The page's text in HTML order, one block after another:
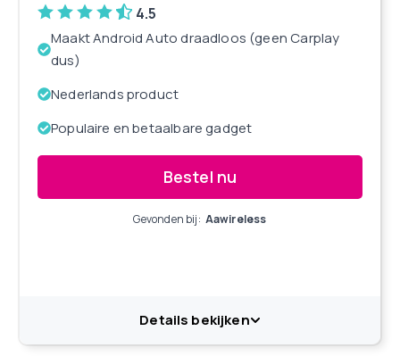
4.5
Maakt Android Auto draadloos (geen Carplay
dus)
Nederlands product
Populaire en betaalbare gadget
Bestel nu
Gevonden bij: Aawireless
Details bekijken